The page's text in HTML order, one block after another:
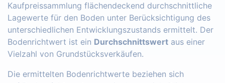
Kaufpreissammlung flächendeckend durchschnittliche
Lagewerte für den Boden unter Berücksichtigung des
unterschiedlichen Entwicklungszustands ermittelt. Der
Bodenrichtwert ist ein Durchschnittswert aus einer
Vielzahl von Grundstücksverkäufen.
Die ermittelten Bodenrichtwerte beziehen sich